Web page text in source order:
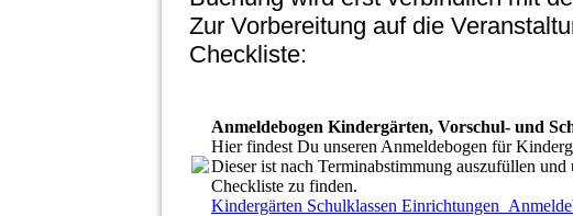
Zur Vorbereitung auf die
Checkliste:
Anmeldebogen Kindergärten, Vorschul- und
Hier findest Du unseren Anmeldebogen für
Dieser ist nach Terminabstimmung auszufüllen
Checkliste zu finden.
Kindergärten Schulklassen